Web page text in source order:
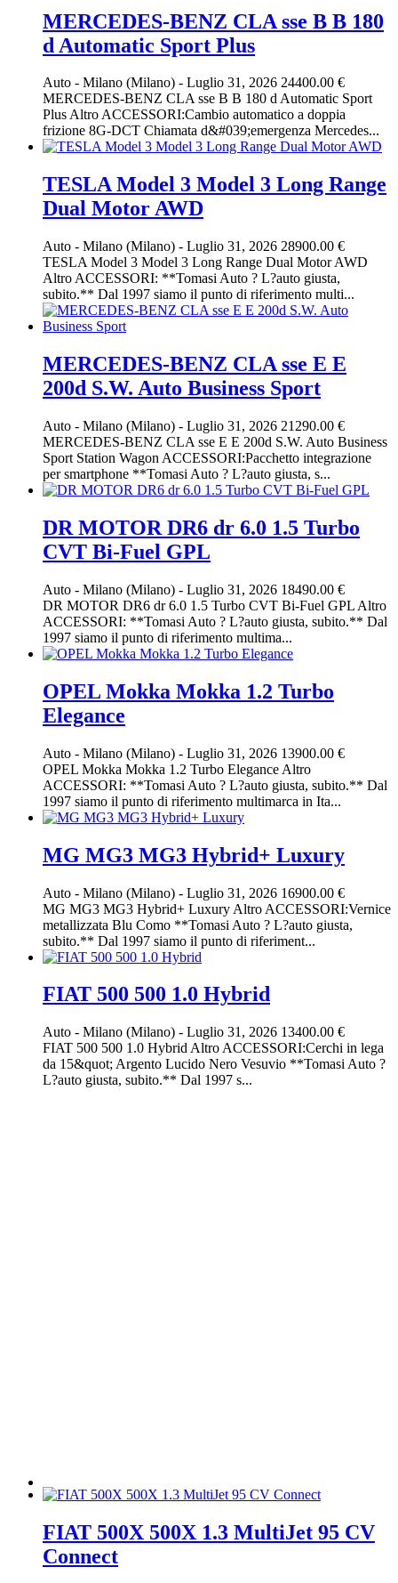
MERCEDES-BENZ CLA sse B B 180
d Automatic Sport Plus
Auto - Milano (Milano) - Luglio 31, 2026 24400.00 €
MERCEDES-BENZ CLA sse B B 180 d Automatic Sport
Plus Altro ACCESSORI:Cambio automatico a doppia
frizione 8G-DCT Chiamata d&#039;emergenza Mercedes...
TESLA Model 3 Model 3 Long Range
Dual Motor AWD
Auto - Milano (Milano) - Luglio 31, 2026 28900.00 €
TESLA Model 3 Model 3 Long Range Dual Motor AWD
Altro ACCESSORI: **Tomasi Auto ? L?auto giusta,
subito.** Dal 1997 siamo il punto di riferimento multi...
MERCEDES-BENZ CLA sse E E
200d S.W. Auto Business Sport
Auto - Milano (Milano) - Luglio 31, 2026 21290.00 €
MERCEDES-BENZ CLA sse E E 200d S.W. Auto Business
Sport Station Wagon ACCESSORI:Pacchetto integrazione
per smartphone **Tomasi Auto ? L?auto giusta, s...
DR MOTOR DR6 dr 6.0 1.5 Turbo
CVT Bi-Fuel GPL
Auto - Milano (Milano) - Luglio 31, 2026 18490.00 €
DR MOTOR DR6 dr 6.0 1.5 Turbo CVT Bi-Fuel GPL Altro
ACCESSORI: **Tomasi Auto ? L?auto giusta, subito.** Dal
1997 siamo il punto di riferimento multima...
OPEL Mokka Mokka 1.2 Turbo
Elegance
Auto - Milano (Milano) - Luglio 31, 2026 13900.00 €
OPEL Mokka Mokka 1.2 Turbo Elegance Altro
ACCESSORI: **Tomasi Auto ? L?auto giusta, subito.** Dal
1997 siamo il punto di riferimento multimarca in Ita...
MG MG3 MG3 Hybrid+ Luxury
Auto - Milano (Milano) - Luglio 31, 2026 16900.00 €
MG MG3 MG3 Hybrid+ Luxury Altro ACCESSORI:Vernice
metallizzata Blu Como **Tomasi Auto ? L?auto giusta,
subito.** Dal 1997 siamo il punto di riferiment...
FIAT 500 500 1.0 Hybrid
Auto - Milano (Milano) - Luglio 31, 2026 13400.00 €
FIAT 500 500 1.0 Hybrid Altro ACCESSORI:Cerchi in lega
da 15&quot; Argento Lucido Nero Vesuvio **Tomasi Auto ?
L?auto giusta, subito.** Dal 1997 s...
FIAT 500X 500X 1.3 MultiJet 95 CV
Connect